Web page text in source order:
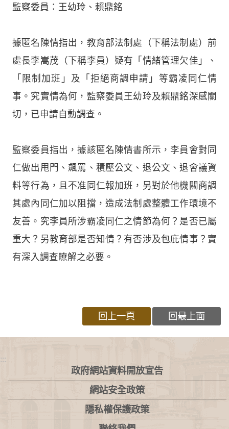
監察委員：王幼玲、賴鼎銘
據匿名陳情指出，教育部法制處（下稱法制處）前
處長李嵩茂（下稱李員）疑有「情緒管理欠佳」、
「限制加班」及「拒絕商調申請」等霸凌同仁情
事。究實情為何，監察委員王幼玲及賴鼎銘深感關
切，已申請自動調查。
監察委員指出，據該匿名陳情書所示，李員會對同
仁做出甩門、飆罵、積壓公文、退公文、退會議資
料等行為，且不准同仁報加班，另對於他機關商調
其處內同仁加以阻擋，造成法制處整體工作環境不
友善。究李員所涉霸凌同仁之情節為何？是否已屬
重大？另教育部是否知情？有否涉及包庇情事？實
有深入調查瞭解之必要。
回上一頁 回最上面
:::
政府網站資料開放宣告
網站安全政策
隱私權保護政策